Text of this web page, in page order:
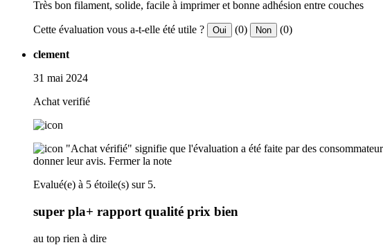
Très bon filament, solide, facile à imprimer et bonne adhésion entre couches
Cette évaluation vous a-t-elle été utile ? Oui (0) Non (0)
clement
31 mai 2024
Achat verifié
"Achat vérifié" signifie que l'évaluation a été faite par des
donner leur avis. Fermer la note
Evalué(e) à 5 étoile(s) sur 5.
super pla+ rapport qualité prix bien
au top rien à dire